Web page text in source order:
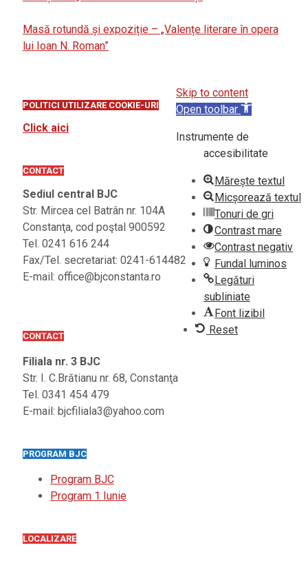
Masă rotundă și expoziție – „Valențe literare în opera
lui Ioan N. Roman”
POLITICI UTILIZARE COOKIE-URI
Click aici
CONTACT
Sediul central BJC
Str. Mircea cel Batrân nr. 104A
Constanţa, cod poştal 900592
Tel. 0241 616 244
Fax/Tel. secretariat: 0241-614482
E-mail: office@bjconstanta.ro
CONTACT
Filiala nr. 3 BJC
Str. I. C.Brătianu nr. 68, Constanţa
Tel. 0341 454 479
E-mail: bjcfiliala3@yahoo.com
PROGRAM BJC
Program BJC
Program 1 Iunie
LOCALIZARE
Skip to content
Open toolbar
Instrumente de
accesibilitate
Mărește textul
Micșorează textul
Tonuri de gri
Contrast mare
Contrast negativ
Fundal luminos
Legături
subliniate
Font lizibil
Reset